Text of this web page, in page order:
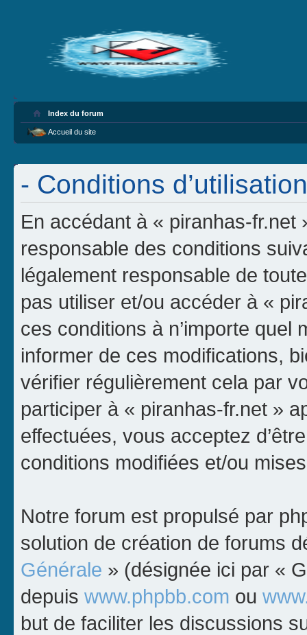
Index du forum
Accueil du site
- Conditions d’utilisation
En accédant à « piranhas-fr.net
responsable des conditions
légalement responsable de
pas utiliser et/ou accéder à «
ces conditions à n’importe
informer de ces modifications,
vérifier régulièrement cela par
participer à « piranhas-fr.net »
effectuées, vous acceptez
conditions modifiées et/ou
Notre forum est propulsé par
solution de création de forums
Générale » (désignée ici par «
depuis www.phpbb.com ou
but de faciliter les discussions